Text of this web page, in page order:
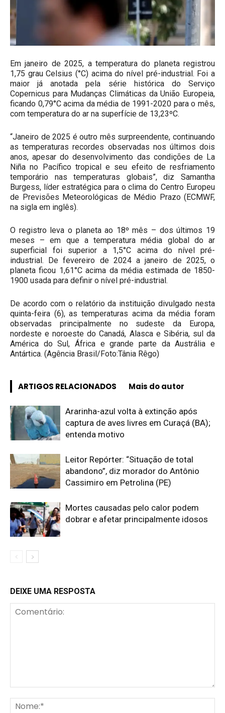
Em janeiro de 2025, a temperatura do planeta registrou
1,75 grau Celsius (°C) acima do nível pré-industrial. Foi a
maior já anotada pela série histórica do Serviço
Copernicus para Mudanças Climáticas da União Europeia,
ficando 0,79°C acima da média de 1991-2020 para o mês,
com temperatura do ar na superfície de 13,23ºC.
“Janeiro de 2025 é outro mês surpreendente, continuando
as temperaturas recordes observadas nos últimos dois
anos, apesar do desenvolvimento das condições de La
Niña no Pacífico tropical e seu efeito de resfriamento
temporário nas temperaturas globais”, diz Samantha
Burgess, líder estratégica para o clima do Centro Europeu
de Previsões Meteorológicas de Médio Prazo (ECMWF,
na sigla em inglês).
O registro leva o planeta ao 18º mês – dos últimos 19
meses – em que a temperatura média global do ar
superficial foi superior a 1,5°C acima do nível pré-
industrial. De fevereiro de 2024 a janeiro de 2025, o
planeta ficou 1,61°C acima da média estimada de 1850-
1900 usada para definir o nível pré-industrial.
De acordo com o relatório da instituição divulgado nesta
quinta-feira (6), as temperaturas acima da média foram
observadas principalmente no sudeste da Europa,
nordeste e noroeste do Canadá, Alasca e Sibéria, sul da
América do Sul, África e grande parte da Austrália e
Antártica. (Agência Brasil/Foto:Tânia Rêgo)
ARTIGOS RELACIONADOS Mais do autor
Ararinha-azul volta à extinção após
captura de aves livres em Curaçá (BA);
entenda motivo
Leitor Repórter: “Situação de total
abandono”, diz morador do Antônio
Cassimiro em Petrolina (PE)
Mortes causadas pelo calor podem
dobrar e afetar principalmente idosos
DEIXE UMA RESPOSTA